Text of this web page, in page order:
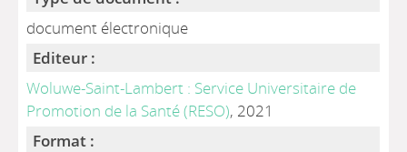
document électronique
Editeur :
Woluwe-Saint-Lambert : Service Universitaire de
Promotion de la Santé (RESO), 2021
Format :